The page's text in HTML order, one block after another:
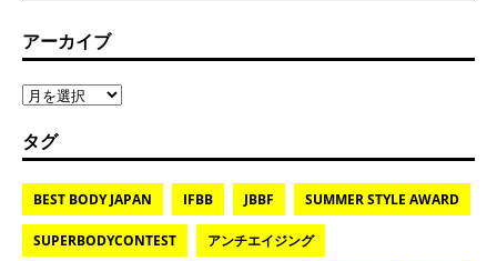
アーカイブ
タグ
BEST BODY JAPAN IFBB JBBF SUMMER STYLE AWARD
SUPERBODYCONTEST アンチエイジング